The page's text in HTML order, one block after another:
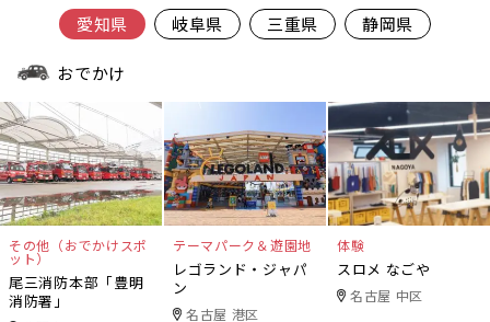
愛知県 岐阜県 三重県 静岡県
おでかけ
その他（おでかけスポ
ット）
尾三消防本部「豊明
消防署」
テーマパーク＆遊園地
レゴランド・ジャパ
ン
名古屋 港区
体験
スロメ なごや
名古屋 中区